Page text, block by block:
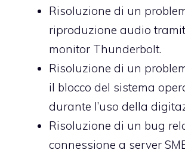
Risoluzione di un
riproduzione audio
monitor Thunderbolt.
Risoluzione di un
il blocco del sistema
durante l’uso della
Risoluzione di un bug
connessione a server